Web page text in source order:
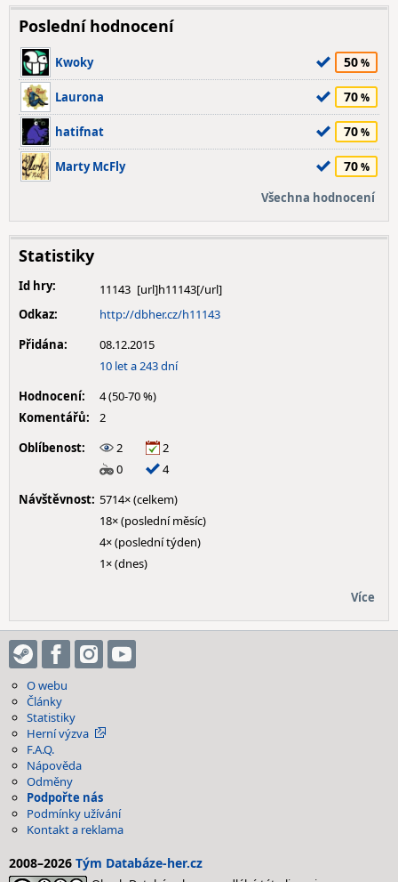
Poslední hodnocení
Kwoky 50
Laurona 70
hatifnat 70
Marty McFly 70
Všechna hodnocení
Statistiky
Id hry:
11143
Odkaz:
http://dbher.cz/h11143
Přidána:
08.12.2015
10 let a 243 dní
Hodnocení:
4 (50-70 %)
Komentářů:
2
Oblíbenost:
2
2
0
4
Návštěvnost: 5714× (celkem)
18× (poslední měsíc)
4× (poslední týden)
1× (dnes)
Více
O webu
Články
Statistiky
Herní výzva
F.A.Q.
Nápověda
Odměny
Podpořte nás
Podmínky užívání
Kontakt a reklama
2008–2026 Tým Databáze-her.cz